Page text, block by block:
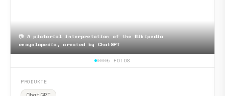
📷 A pictorial interpretation of the Wikipedia
encyclopedia, created by ChatGPT
5 FOTOS
PRODUKTE